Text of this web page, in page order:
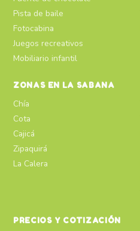
Pista de baile
Fotocabina
Juegos recreativos
Mobiliario infantil
ZONAS EN LA SABANA
Chía
Cota
Cajicá
Zipaquirá
La Calera
PRECIOS Y COTIZACIÓN